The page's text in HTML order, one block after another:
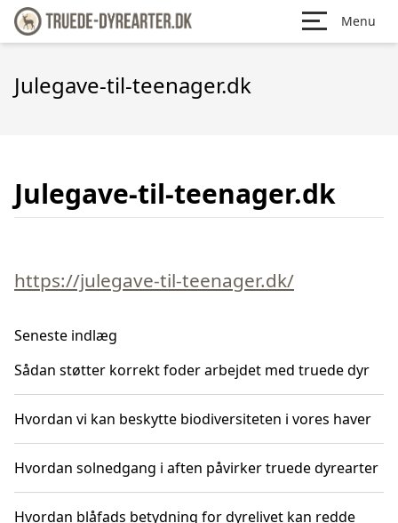
Menu
Julegave-til-teenager.dk
Julegave-til-teenager.dk
https://julegave-til-teenager.dk/
Seneste indlæg
Sådan støtter korrekt foder arbejdet med truede dyr
Hvordan vi kan beskytte biodiversiteten i vores haver
Hvordan solnedgang i aften påvirker truede dyrearter
Hvordan blåfads betydning for dyrelivet kan redde